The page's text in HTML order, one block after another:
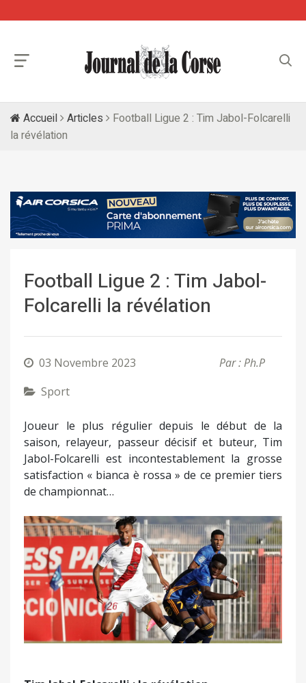
Accueil Articles
Football Ligue 2 : Tim Jabol-Folcarelli
la révélation
Football Ligue 2 : Tim Jabol-
Folcarelli la révélation
03 Novembre 2023
Par : Ph.P
Sport
Joueur le plus régulier depuis le début de la
saison, relayeur, passeur décisif et buteur, Tim
Jabol-Folcarelli est incontestablement la grosse
satisfaction « bianca è rossa » de ce premier tiers
de championnat…